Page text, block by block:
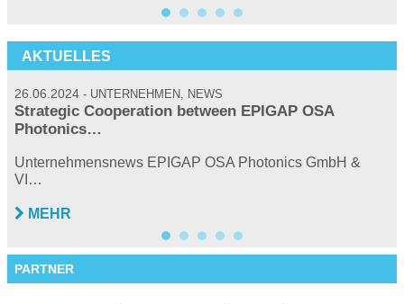
AKTUELLES
26.06.2024 UNTERNEHMEN, NEWS
Strategic Cooperation between EPIGAP OSA
Photonics…
Unternehmensnews EPIGAP OSA Photonics GmbH &
VI…
MEHR
PARTNER